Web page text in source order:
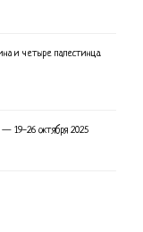
и четыре палестинца.
— 19-26 октября 2025